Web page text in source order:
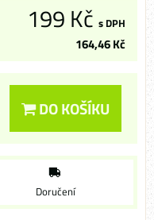
199 Kč s DPH
164,46 Kč
DO KOŠÍKU
Doručení